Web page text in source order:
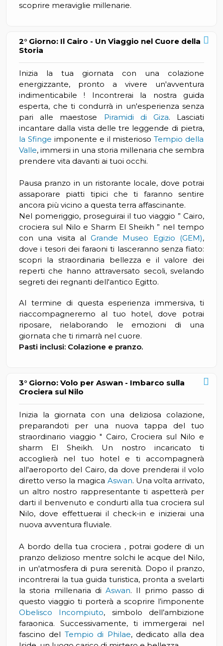
scoprire meraviglie millenarie.
2° Giorno: Il Cairo - Un Viaggio nel Cuore della
Storia
Inizia la tua giornata con una colazione
energizzante, pronto a vivere un'avventura
indimenticabile ! Incontrerai la nostra guida
esperta, che ti condurrà in un'esperienza senza
pari alle maestose Piramidi di Giza. Lasciati
incantare dalla vista delle tre leggende di pietra,
la Sfinge imponente e il misteriosoTempio della
Valle, immersi in una storia millenaria che sembra
prendere vita davanti ai tuoi occhi.
Pausa pranzo in un ristorante locale, dove potrai
assaporare piatti tipici che ti faranno sentire
ancora più vicino a questa terra affascinante.
Nel pomeriggio, proseguirai il tuo viaggio ” Cairo,
crociera sul Nilo e Sharm El Sheikh ” nel tempo
con una visita alGrande Museo Egizio (GEM),
dove i tesori dei faraoni ti lasceranno senza fiato:
scopri la straordinaria bellezza e il valore dei
reperti che hanno attraversato secoli, svelando
segreti dei regnanti dell'antico Egitto.
Al termine di questa esperienza immersiva, ti
riaccompagneremo al tuo hotel, dove potrai
riposare, rielaborando le emozioni di una
giornata che ti rimarrà nel cuore.
Pasti inclusi: Colazione e pranzo.
3° Giorno: Volo per Aswan - Imbarco sulla
Crociera sul Nilo
Inizia la giornata con una deliziosa colazione,
preparandoti per una nuova tappa del tuo
straordinario viaggio " Cairo, Crociera sul Nilo e
sharm El Sheikh. Un nostro incaricato ti
accoglierà nel tuo hotel e ti accompagnerà
all'aeroporto del Cairo, da dove prenderai il volo
diretto verso la magica Aswan. Una volta arrivato,
un altro nostro rappresentante ti aspetterà per
darti il benvenuto e condurti alla tua crociera sul
Nilo, dove effettuerai il check-in e inizierai una
nuova avventura fluviale.
A bordo della tua crociera , potrai godere di un
pranzo delizioso mentre solchi le acque del Nilo,
in un'atmosfera di pura serenità. Dopo il pranzo,
incontrerai la tua guida turistica, pronta a svelarti
la storia millenaria di Aswan. Il primo passo di
questo viaggio ti porterà a scoprire l’imponente
Obelisco Incompiuto, simbolo dell’ambizione
faraonica. Successivamente, ti immergerai nel
fascino del Tempio di Philae, dedicato alla dea